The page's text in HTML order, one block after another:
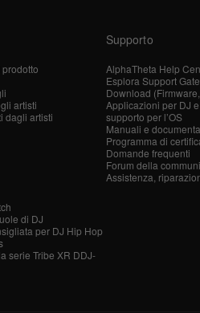
artisti
dagli artisti
di DJ
per DJ Hip Hop
serie Tribe XR DDJ-
Supporto
AlphaTheta Help
Esplora Support
Download
Applicazioni per DJ
supporto per l’OS
Manuali e
Programma di
Domande frequenti
Forum della
Assistenza,